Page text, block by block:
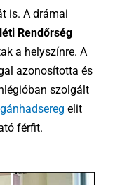
is. A drámai
Rendőrség
a helyszínre. A
azonosította és
szolgált
elit
férfit.